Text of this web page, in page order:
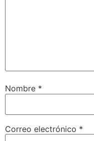
Nombre *
Correo electrónico *